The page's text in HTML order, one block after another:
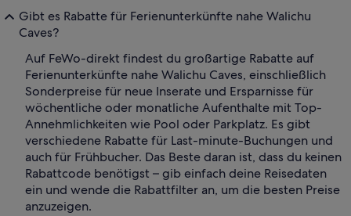
Gibt es Rabatte für Ferienunterkünfte nahe Walichu
Caves?
Auf FeWo-direkt findest du großartige Rabatte auf
Ferienunterkünfte nahe Walichu Caves, einschließlich
Sonderpreise für neue Inserate und Ersparnisse für
wöchentliche oder monatliche Aufenthalte mit Top-
Annehmlichkeiten wie Pool oder Parkplatz. Es gibt
verschiedene Rabatte für Last-minute-Buchungen und
auch für Frühbucher. Das Beste daran ist, dass du keinen
Rabattcode benötigst – gib einfach deine Reisedaten
ein und wende die Rabattfilter an, um die besten Preise
anzuzeigen.